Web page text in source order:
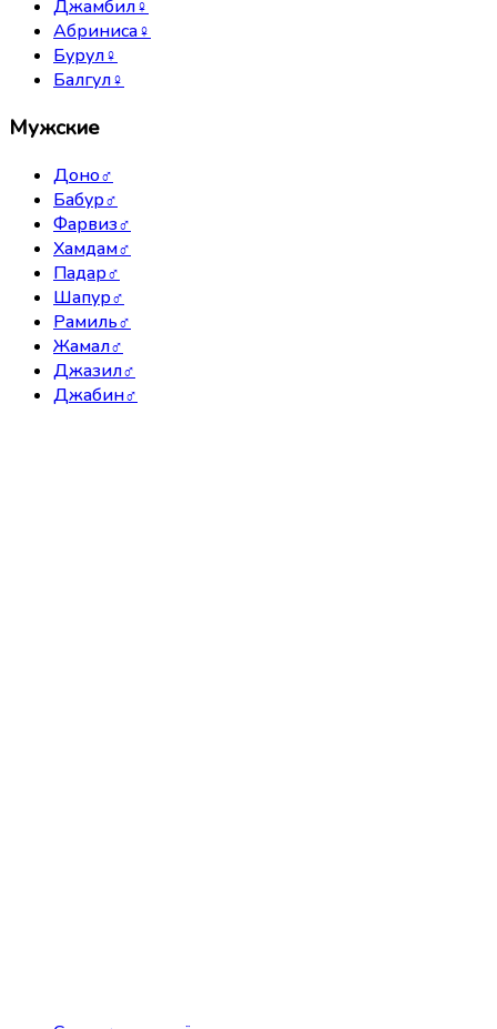
Джамбил♀
Абриниса♀
Бурул♀
Балгул♀
Мужские
Доно♂
Бабур♂
Фарвиз♂
Хамдам♂
Падар♂
Шапур♂
Рамиль♂
Жамал♂
Джазил♂
Джабин♂